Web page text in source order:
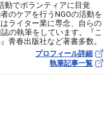
動でボランティアに目覚
のケアを行うNGOの活動を
ライター業に専念、自らの
の執筆をしています。『こ
青春出版社など著書多数。
プロフィール詳細
執筆記事一覧